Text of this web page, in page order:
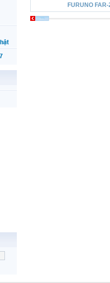
FURUNO